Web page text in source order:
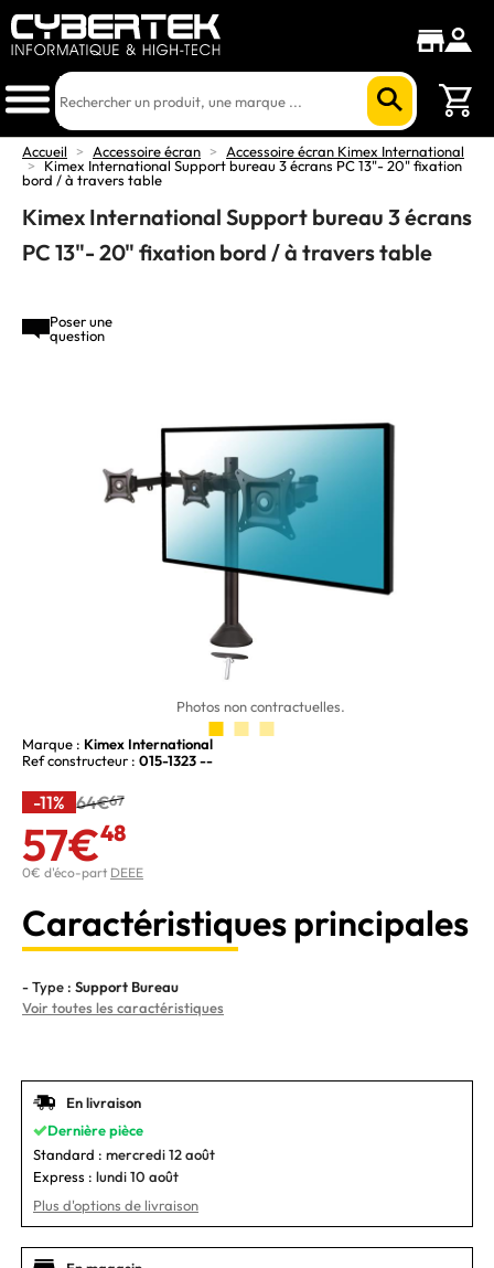
Accueil > Accessoire écran >
Accessoire écran Kimex International
>
Kimex International Support bureau 3 écrans PC 13"- 20" fixation
bord / à travers table
Kimex International Support bureau 3 écrans
PC 13"- 20" fixation bord / à travers table
Poser une
question
Photos non contractuelles.
Marque : Kimex International
Ref constructeur : 015-1323 --
-11% 64€67
57€48
0€ d'éco-part DEEE
Caractéristiques principales
- Type : Support Bureau
Voir toutes les caractéristiques
En livraison
Dernière pièce
Standard : mercredi 12 août
Express : lundi 10 août
Plus d'options de livraison